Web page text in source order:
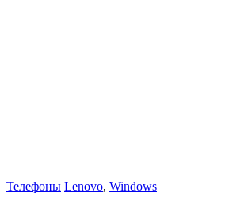
Телефоны Lenovo, Windows